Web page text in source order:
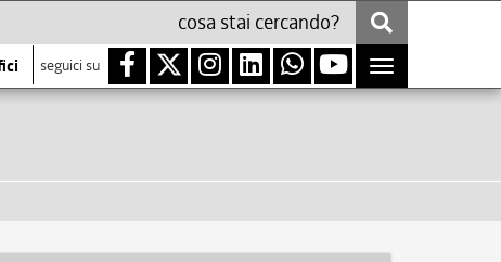
seguici su
Toggle
navigation